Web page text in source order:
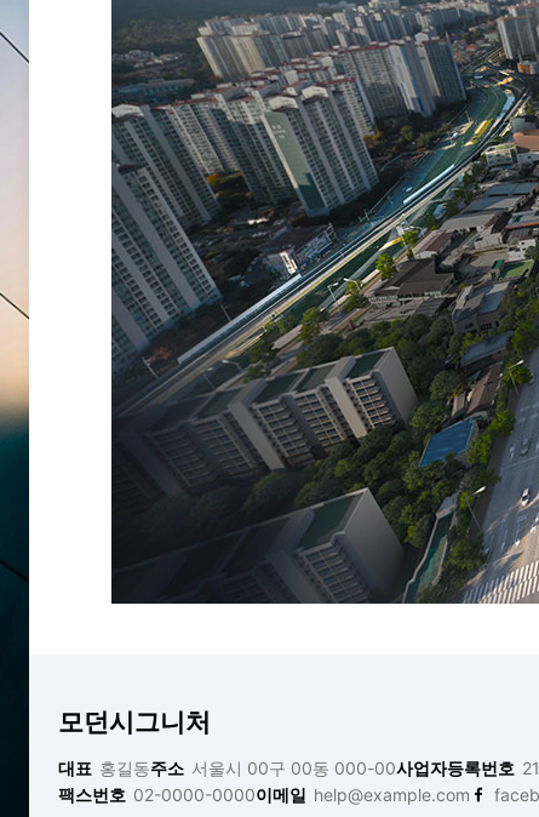
모던시그니처
대표 홍길동주소 서울시 00구 00동 000-00사업자등록번호
팩스번호 02-0000-0000이메일 help@example.com